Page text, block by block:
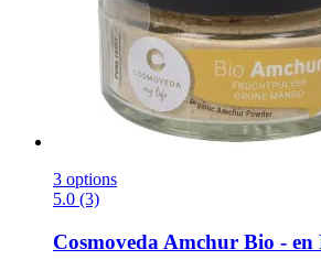
3 options
5.0 (3)
Cosmoveda Amchur Bio -​ en